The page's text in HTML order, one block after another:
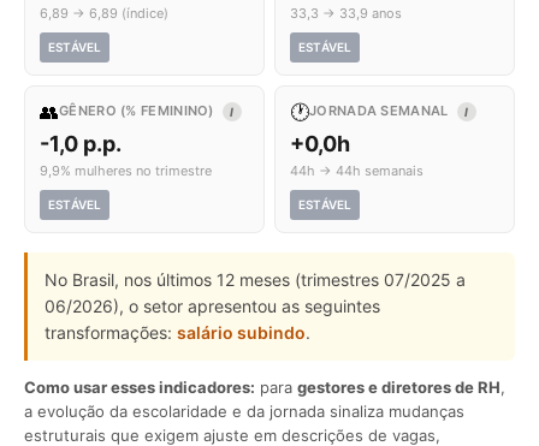
6,89 → 6,89 (índice)
ESTÁVEL
33,3 → 33,9 anos
ESTÁVEL
👥GÊNERO (% FEMININO) I
-1,0 p.p.
9,9% mulheres no trimestre
ESTÁVEL
🕐JORNADA SEMANAL I
+0,0h
44h → 44h semanais
ESTÁVEL
No Brasil, nos últimos 12 meses (trimestres 07/2025 a
06/2026), o setor apresentou as seguintes
transformações: salário subindo.
Como usar esses indicadores: para gestores e diretores de RH,
a evolução da escolaridade e da jornada sinaliza mudanças
estruturais que exigem ajuste em descrições de vagas,